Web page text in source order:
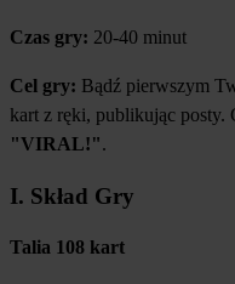
Czas gry: 20-40 minut
Cel gry: Bądź pierwszym
kart z ręki, publikując posty.
"VIRAL!".
I. Skład Gry
Talia 108 kart